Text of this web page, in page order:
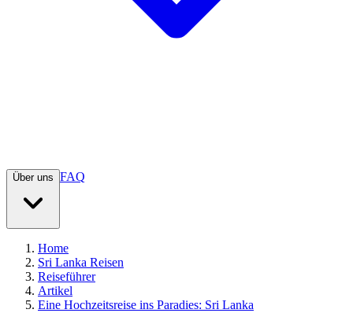
Über uns FAQ
Home
Sri Lanka Reisen
Reiseführer
Artikel
Eine Hochzeitsreise ins Paradies: Sri Lanka